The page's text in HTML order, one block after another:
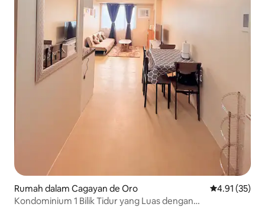
Rumah dalam Cagayan de Oro Penarafan
4.91 (35)
Kondominium 1 Bilik Tidur yang Luas dengan